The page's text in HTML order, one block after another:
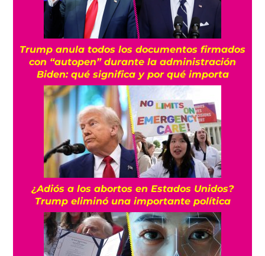
Trump anula todos los documentos firmados
con “autopen” durante la administración
Biden: qué significa y por qué importa
¿Adiós a los abortos en Estados Unidos?
Trump eliminó una importante política